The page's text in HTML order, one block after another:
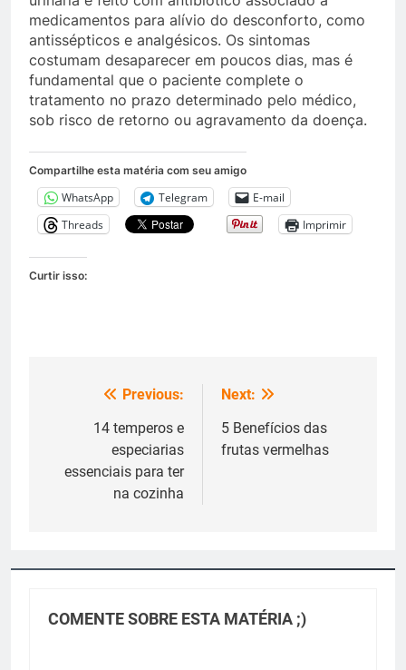
medicamentos para alívio do desconforto, como
antissépticos e analgésicos. Os sintomas
costumam desaparecer em poucos dias, mas é
fundamental que o paciente complete o
tratamento no prazo determinado pelo médico,
sob risco de retorno ou agravamento da doença.
Compartilhe esta matéria com seu amigo
WhatsApp Telegram
E-mail
Threads
Imprimir
Curtir isso:
Navegação
Post
Previous:
14 temperos e
especiarias
essenciais para ter
na cozinha
Next:
5 Benefícios das
frutas vermelhas
COMENTE SOBRE ESTA MATÉRIA ;)